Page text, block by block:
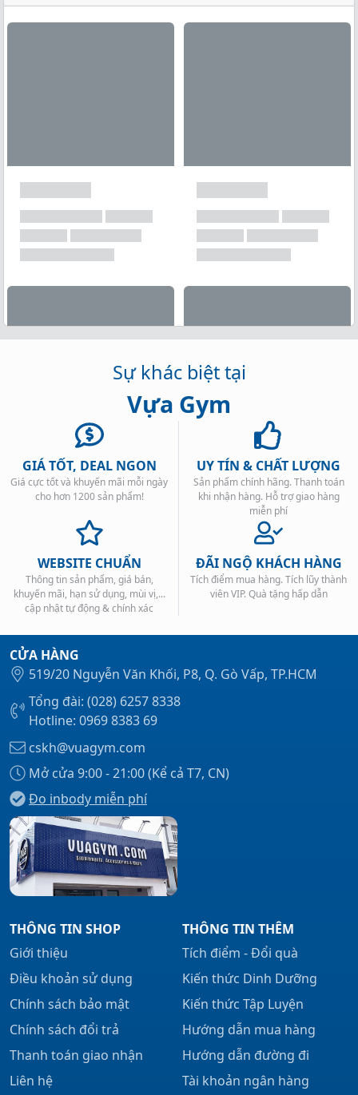
Xem tất cả →
Xem tất cả →
Sự khác biệt tại
Vựa Gym
GIÁ TỐT, DEAL NGON
Giá cực tốt và khuyến mãi mỗi ngày
cho hơn 1200 sản phẩm!
UY TÍN & CHẤT LƯỢNG
Sản phẩm chính hãng. Thanh toán
khi nhận hàng. Hỗ trợ giao hàng
miễn phí
WEBSITE CHUẨN
Thông tin sản phẩm, giá bán,
khuyến mãi, hạn sử dụng, mùi vị,...
cập nhật tự động & chính xác
ĐÃI NGỘ KHÁCH HÀNG
Tích điểm mua hàng. Tích lũy thành
viên VIP. Quà tặng hấp dẫn
CỬA HÀNG
519/20 Nguyễn Văn Khối, P8, Q. Gò Vấp, TP.HCM
Tổng đài: (028) 6257 8338
Hotline: 0969 8383 69
cskh@vuagym.com
Mở cửa 9:00 - 21:00 (Kể cả T7, CN)
Đo inbody miễn phí
THÔNG TIN SHOP
Giới thiệu
Điều khoản sử dụng
Chính sách bảo mật
Chính sách đổi trả
Thanh toán giao nhận
Liên hệ
THÔNG TIN THÊM
Tích điểm - Đổi quà
Kiến thức Dinh Dưỡng
Kiến thức Tập Luyện
Hướng dẫn mua hàng
Hướng dẫn đường đi
Tài khoản ngân hàng